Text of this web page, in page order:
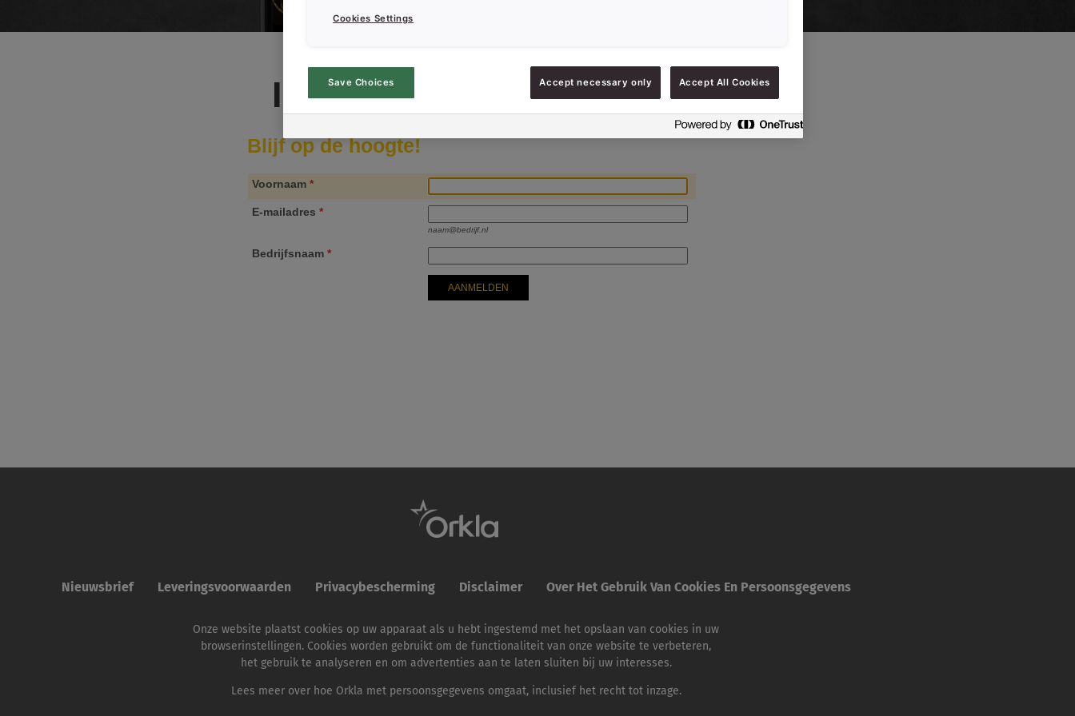
Inschrijven nieuwsbrief
Nieuwsbrief Leveringsvoorwaarden Privacybescherming Disclaimer Over Het Gebruik Van Cookies En Persoonsgegevens
Onze website plaatst cookies op uw apparaat als u hebt ingestemd met het opslaan van cookies in uw
browserinstellingen. Cookies worden gebruikt om de functionaliteit van onze website te verbeteren,
het gebruik te analyseren en om advertenties aan te laten sluiten bij uw interesses.
Lees meer over hoe Orkla met persoonsgegevens omgaat, inclusief het recht tot inzage.
Cookies Settings
Save Choices Accept necessary only Accept All Cookies